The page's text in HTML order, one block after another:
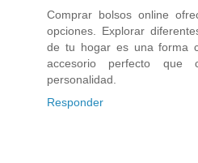
Comprar bolsos online
opciones. Explorar
de tu hogar es una forma
accesorio perfecto que
personalidad.
Responder